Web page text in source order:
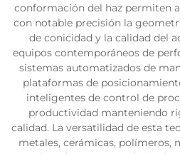
conformación del haz permiten
con notable precisión la
de conicidad y la calidad del
equipos contemporáneos de
sistemas automatizados de
plataformas de
inteligentes de control de
productividad manteniendo
calidad. La versatilidad de esta
metales, cerámicas, polímeros,